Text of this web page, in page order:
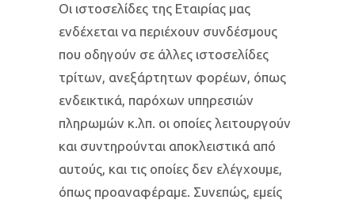
Οι ιστοσελίδες της Εταιρίας μας
ενδέχεται να περιέχουν συνδέσμους
που οδηγούν σε άλλες ιστοσελίδες
τρίτων, ανεξάρτητων φορέων, όπως
ενδεικτικά, παρόχων υπηρεσιών
πληρωμών κ.λπ. οι οποίες λειτουργούν
και συντηρούνται αποκλειστικά από
αυτούς, και τις οποίες δεν ελέγχουμε,
όπως προαναφέραμε. Συνεπώς, εμείς